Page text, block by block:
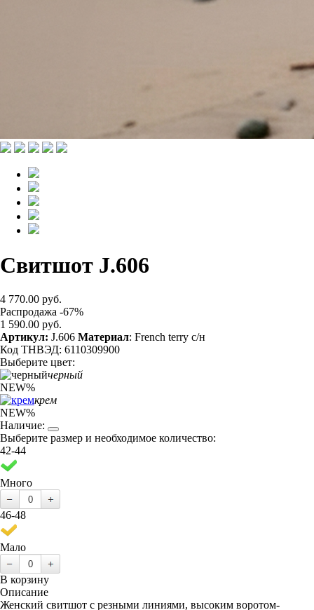
Свитшот J.606
4 770.00 руб.
Распродажа -67%
1 590.00 руб.
Артикул: J.606 Материал: French terry с/н
Код ТНВЭД: 6110309900
Выберите цвет:
черный
NEW%
крем
NEW%
Наличие:
Выберите размер и необходимое количество:
42-44
Много
46-48
Мало
В корзину
Описание
Женский свитшот с резными линиями, высоким воротом-